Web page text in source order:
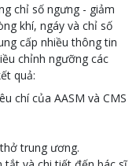
chỉ số ngưng - giảm
khí, ngáy và chỉ số
cấp nhiều thông tin
chỉnh ngưỡng các
quả:
chí của AASM và CMS
trung ương.